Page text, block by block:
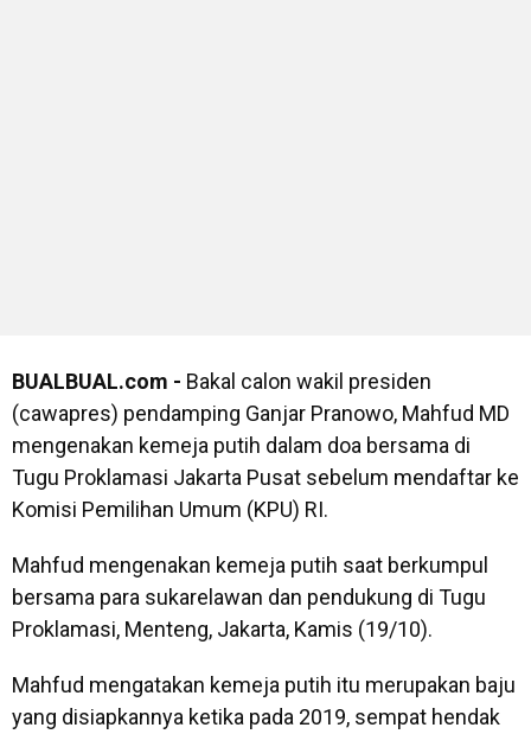
BUALBUAL.com - Bakal calon wakil presiden
(cawapres) pendamping Ganjar Pranowo, Mahfud MD
mengenakan kemeja putih dalam doa bersama di
Tugu Proklamasi Jakarta Pusat sebelum mendaftar ke
Komisi Pemilihan Umum (KPU) RI.
Mahfud mengenakan kemeja putih saat berkumpul
bersama para sukarelawan dan pendukung di Tugu
Proklamasi, Menteng, Jakarta, Kamis (19/10).
Mahfud mengatakan kemeja putih itu merupakan baju
yang disiapkannya ketika pada 2019, sempat hendak